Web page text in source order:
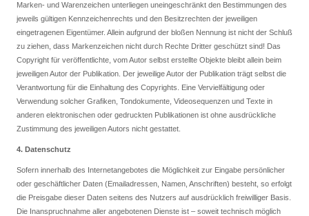
Marken- und Warenzeichen unterliegen uneingeschränkt den Bestimmungen des
jeweils gültigen Kennzeichenrechts und den Besitzrechten der jeweiligen
eingetragenen Eigentümer. Allein aufgrund der bloßen Nennung ist nicht der Schluß
zu ziehen, dass Markenzeichen nicht durch Rechte Dritter geschützt sind! Das
Copyright für veröffentlichte, vom Autor selbst erstellte Objekte bleibt allein beim
jeweiligen Autor der Publikation. Der jeweilige Autor der Publikation trägt selbst die
Verantwortung für die Einhaltung des Copyrights. Eine Vervielfältigung oder
Verwendung solcher Grafiken, Tondokumente, Videosequenzen und Texte in
anderen elektronischen oder gedruckten Publikationen ist ohne ausdrückliche
Zustimmung des jeweiligen Autors nicht gestattet.
4. Datenschutz
Sofern innerhalb des Internetangebotes die Möglichkeit zur Eingabe persönlicher
oder geschäftlicher Daten (Emailadressen, Namen, Anschriften) besteht, so erfolgt
die Preisgabe dieser Daten seitens des Nutzers auf ausdrücklich freiwilliger Basis.
Die Inanspruchnahme aller angebotenen Dienste ist – soweit technisch möglich